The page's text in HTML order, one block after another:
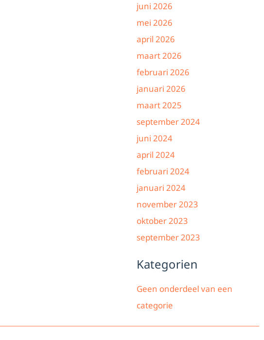
juni 2026
mei 2026
april 2026
maart 2026
februari 2026
januari 2026
maart 2025
september 2024
juni 2024
april 2024
februari 2024
januari 2024
november 2023
oktober 2023
september 2023
Kategorien
Geen onderdeel van een
categorie